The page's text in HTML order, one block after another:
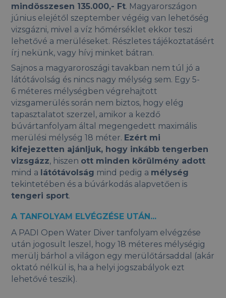
mindösszesen 135.000,- Ft. Magyarországon
június elejétől szeptember végéig van lehetőség
vizsgázni, mivel a víz hőmérséklet ekkor teszi
lehetővé a merüléseket. Részletes tájékoztatásért
írj nekünk, vagy hívj minket bátran.
Sajnos a magyaroroszági tavakban nem túl jó a
látótávolság és nincs nagy mélység sem. Egy 5-
6 méteres mélységben végrehajtott
vizsgamerülés során nem biztos, hogy elég
tapasztalatot szerzel, amikor a kezdő
búvártanfolyam által megengedett maximális
merülési mélység 18 méter. Ezért mi
kifejezetten ajánljuk, hogy inkább tengerben
vizsgázz, hiszen ott minden körülmény adott
mind a látótávolság mind pedig a mélység
tekintetében és a búvárkodás alapvetően is
tengeri sport.
A TANFOLYAM ELVÉGZÉSE UTÁN...
A PADI Open Water Diver tanfolyam elvégzése
után jogosult leszel, hogy 18 méteres mélységig
merülj bárhol a világon egy merülőtársaddal (akár
oktató nélkül is, ha a helyi jogszabályok ezt
lehetővé teszik).